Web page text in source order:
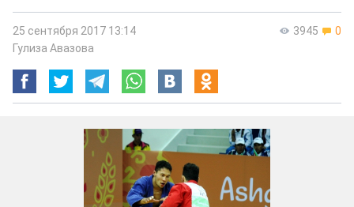
3945 0
25 сентября 2017 13:14
Гулиза Авазова